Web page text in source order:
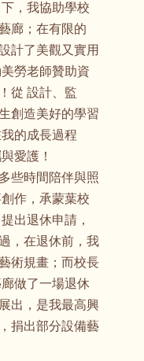
，我協助學校
廊；在有限的
計了美觀又實用
勞老師贊助資
從 設計、監
創造美好的學習
的成長過程
愛護！
些時間陪伴與照
作，承蒙葉校
出退休申請，
，在退休前，我
術規畫；而校長
做了一場退休
出，是我最高興
捐出部分設備藝